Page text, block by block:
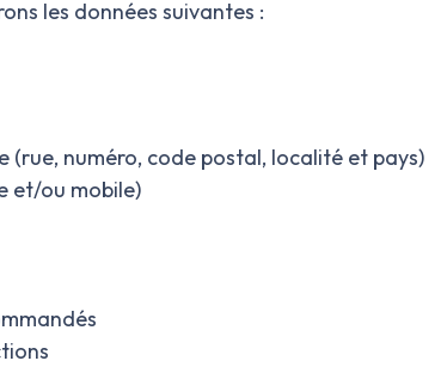
les données suivantes :
(rue, numéro, code postal, localité et pays)
et/ou mobile)